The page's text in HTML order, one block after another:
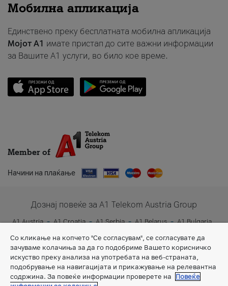
Мобилна апликација
Единствено преку бесплатната мобилна апликација
Мојот A1 имате пристап до сите важни информации
за Вашите A1 услуги, во било кое време.
Member of
Начини на плаќање
Дознај повеќе за A1 Telekom Austria Group
A1 Austria A1 Croatia A1 Serbia A1 Belarus
A1 Bulgaria
Со кликање на копчето "Се согласувам", се согласувате да
зачуваме колачиња за да го подобриме Вашето корисничко
искуство преку анализа на употребата на веб-страната,
подобрување на навигацијата и прикажување на релевантна
содржина. За повеќе информации проверете на
Повеќе